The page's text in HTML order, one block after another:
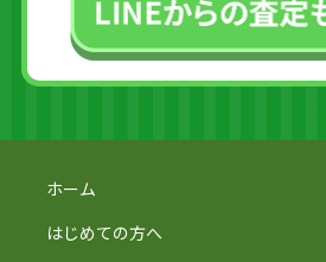
ホーム
はじめての方へ